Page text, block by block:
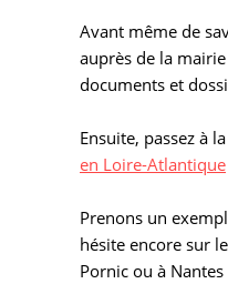
Avant même de
auprès de la
documents et
Ensuite, passez à
en Loire-Atlantique
Prenons un
hésite encore sur
Pornic ou à